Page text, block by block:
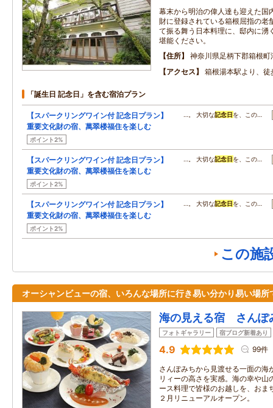
幕末から明治の偉人達も迎えた国
財に登録されている箱根屈指の老
て振る舞う日本料理に、邸内に湧
堪能ください。
住所
神奈川県足柄下郡箱根
アクセス
箱根湯本駅より、徒
「誕生日 記念日」を含む宿泊プラン
【スパークリングワイン付 記念日プラン】
重要文化財の宿、萬翠楼福住を楽しむ
ポイント2%
…。 大切な記念日 を、この…
【スパークリングワイン付 記念日プラン】
重要文化財の宿、萬翠楼福住を楽しむ
ポイント2%
…。 大切な記念日 を、この…
【スパークリングワイン付 記念日プラン】
重要文化財の宿、萬翠楼福住を楽しむ
ポイント2%
…。 大切な記念日 を、この…
この施
オーシャンビューの宿、いろんな場所に行き易い分かり易い場所
海の見える宿 さんぽ
フォトギャラリー 宿ブログ新着あり
4.9 99件
さんぽみちから見渡せる一面の海
リィーの高さを実感。海の幸や山
ース料理で皆様のお越しを、おま
２月リニューアルオープン。